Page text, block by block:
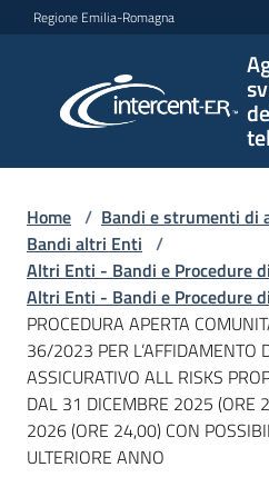
Vai al contenuto
Vai alla navigazione
Vai al footer
Regione Emilia-Romagna
per lo
sviluppo
telematici
L'Agenzia
Bandi
e
strumenti
Home / Bandi e strumenti di
Bandi altri Enti /
Altri Enti - Bandi e Procedure
Altri Enti - Bandi e Procedure
PROCEDURA APERTA
36/2023 PER L’AFFIDAMENTO
ASSICURATIVO ALL RISKS
DAL 31 DICEMBRE 2025 (ORE
2026 (ORE 24,00) CON
ULTERIORE ANNO